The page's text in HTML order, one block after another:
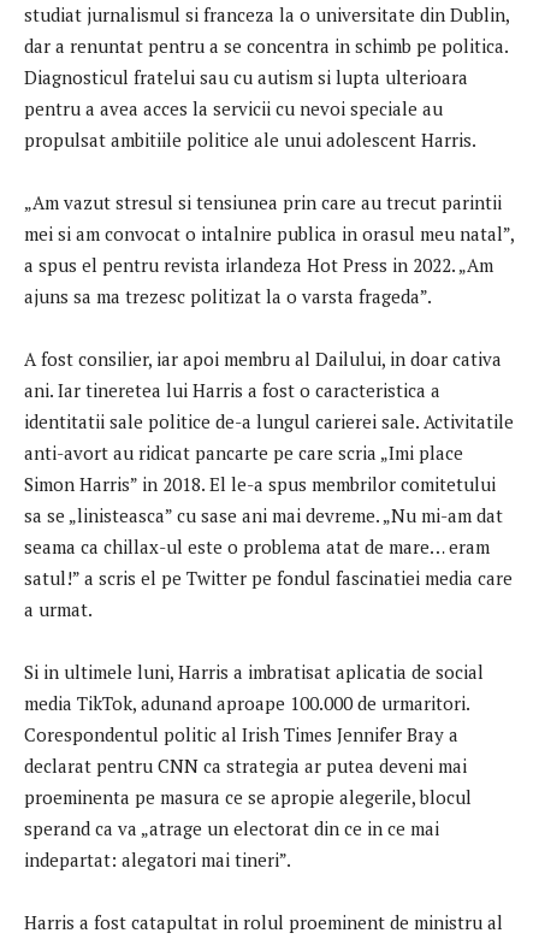
studiat jurnalismul si franceza la o universitate din Dublin,
dar a renuntat pentru a se concentra in schimb pe politica.
Diagnosticul fratelui sau cu autism si lupta ulterioara
pentru a avea acces la servicii cu nevoi speciale au
propulsat ambitiile politice ale unui adolescent Harris.
„Am vazut stresul si tensiunea prin care au trecut parintii
mei si am convocat o intalnire publica in orasul meu natal”,
a spus el pentru revista irlandeza Hot Press in 2022. „Am
ajuns sa ma trezesc politizat la o varsta frageda”.
A fost consilier, iar apoi membru al Dailului, in doar cativa
ani. Iar tineretea lui Harris a fost o caracteristica a
identitatii sale politice de-a lungul carierei sale. Activitatile
anti-avort au ridicat pancarte pe care scria „Imi place
Simon Harris” in 2018. El le-a spus membrilor comitetului
sa se „linisteasca” cu sase ani mai devreme. „Nu mi-am dat
seama ca chillax-ul este o problema atat de mare… eram
satul!” a scris el pe Twitter pe fondul fascinatiei media care
a urmat.
Si in ultimele luni, Harris a imbratisat aplicatia de social
media TikTok, adunand aproape 100.000 de urmaritori.
Corespondentul politic al Irish Times Jennifer Bray a
declarat pentru CNN ca strategia ar putea deveni mai
proeminenta pe masura ce se apropie alegerile, blocul
sperand ca va „atrage un electorat din ce in ce mai
indepartat: alegatori mai tineri”.
Harris a fost catapultat in rolul proeminent de ministru al